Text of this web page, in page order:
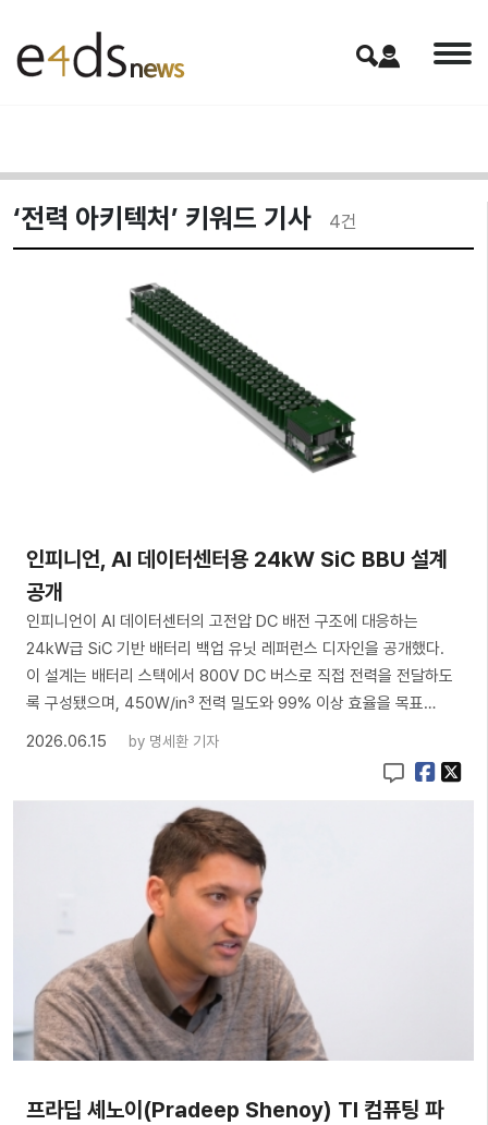
‘전력 아키텍처’ 키워드 기사 4건
인피니언, AI 데이터센터용 24kW SiC BBU 설계
공개
인피니언이 AI 데이터센터의 고전압 DC 배전 구조에 대응하는
24kW급 SiC 기반 배터리 백업 유닛 레퍼런스 디자인을 공개했다.
이 설계는 배터리 스택에서 800V DC 버스로 직접 전력을 전달하도
록 구성됐으며, 450W/in³ 전력 밀도와 99% 이상 효율을 목표…
2026.06.15
by 명세환 기자
프라딥 셰노이(Pradeep Shenoy) TI 컴퓨팅 파